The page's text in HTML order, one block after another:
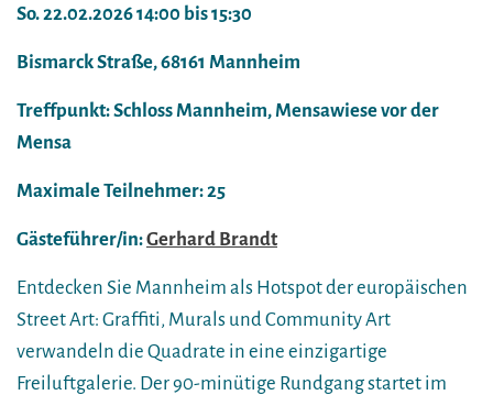
So. 22.02.2026 14:00 bis 15:30
Bismarck Straße, 68161 Mannheim
Treffpunkt: Schloss Mannheim, Mensawiese vor der
Mensa
Maximale Teilnehmer: 25
Gästeführer/in:Gerhard Brandt
Entdecken Sie Mannheim als Hotspot der europäischen
Street Art: Graffiti, Murals und Community Art
verwandeln die Quadrate in eine einzigartige
Freiluftgalerie. Der 90-minütige Rundgang startet im